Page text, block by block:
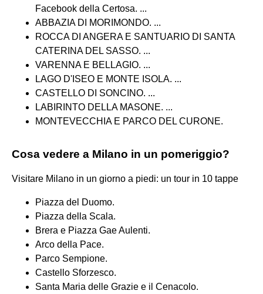
Facebook della Certosa. ...
ABBAZIA DI MORIMONDO. ...
ROCCA DI ANGERA E SANTUARIO DI SANTA
CATERINA DEL SASSO. ...
VARENNA E BELLAGIO. ...
LAGO D'ISEO E MONTE ISOLA. ...
CASTELLO DI SONCINO. ...
LABIRINTO DELLA MASONE. ...
MONTEVECCHIA E PARCO DEL CURONE.
Cosa vedere a Milano in un pomeriggio?
Visitare Milano in un giorno a piedi: un tour in 10 tappe
Piazza del Duomo.
Piazza della Scala.
Brera e Piazza Gae Aulenti.
Arco della Pace.
Parco Sempione.
Castello Sforzesco.
Santa Maria delle Grazie e il Cenacolo.